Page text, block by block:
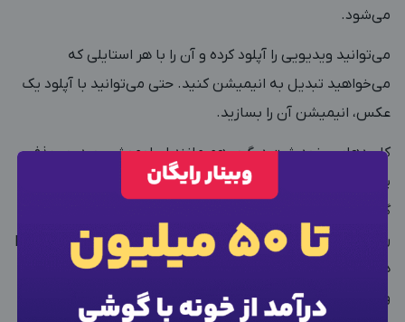
می‌شود.
می‌توانید ویدیویی را آپلود کرده و آن را با هر استایلی که
می‌خواهید تبدیل به انیمیشن کنید. حتی می‌توانید با آپلود یک
عکس، انیمیشن آن را بسازید.
کاربردهای ریزودرشت دیگری هم مانند اسلوموشن ویدیو، حذف
پس‌زمینه، افزودن زیرنویس، تبدیل عکس به مدل سه‌بعدی و
گسترش عکس در این سایت وجود دارند که حسابی کارتان را
راحت می‌کنند. از همه جذاب‌تر اینکه می‌توانید در بخش prompt
هوش مصنوعی سایت، درخواست‌هایتان را بنویسید تا روی
ویدیو اعمال شوند.
ورود به حساب کاربری
بعد از ثبت شماره کد برای شما پیامک خواهد شد